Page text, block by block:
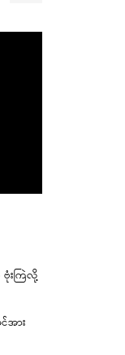
ဗုံးကြဲလို့
အား